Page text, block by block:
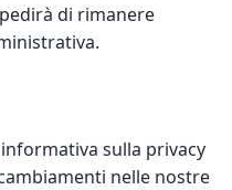
di rimanere
sulla privacy
nelle nostre